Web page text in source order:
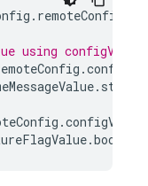
. remoteConfig
using
.
.
.configValue
.